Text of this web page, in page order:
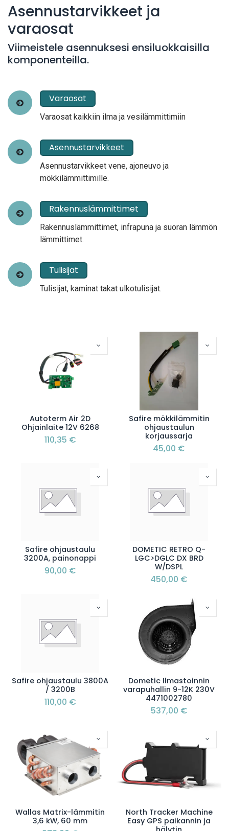
Asennustarvikkeet ja
varaosat
Viimeistele asennuksesi ensiluokkaisilla
komponenteilla.
Varaosat
Varaosat kaikkiin ilma ja vesilämmittimiin
Asennustarvikkeet
Asennustarvikkeet vene, ajoneuvo ja
mökkilämmittimille.
Rakennuslämmittimet
Rakennuslämmittimet, infrapuna ja suoran lämmön
lämmittimet.
Tulisijat
Tulisijat, kaminat takat ulkotulisijat.
Autoterm Air 2D
Ohjainlaite 12V 6268
110,35 €
Safire mökkilämmitin
ohjaustaulun
korjaussarja
45,00 €
Safire ohjaustaulu
3200A, painonappi
90,00 €
DOMETIC RETRO Q-
LGC>DGLC DX BRD
W/DSPL
450,00 €
Safire ohjaustaulu 3800A
/ 3200B
110,00 €
Dometic Ilmastoinnin
varapuhallin 9-12K 230V
4471002780
537,00 €
Wallas Matrix-lämmitin
3,6 kW, 60 mm
North Tracker Machine
Easy GPS paikannin ja